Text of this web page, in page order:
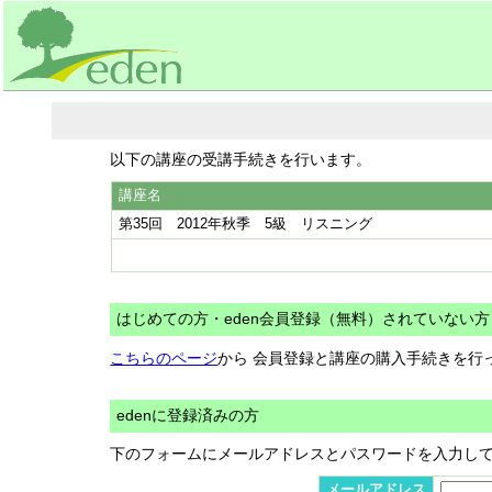
以下の講座の受講手続きを行います。
講座名
第35回 2012年秋季 5級 リスニング
はじめての方・eden会員登録（無料）されていない方
こちらのページから 会員登録と講座の購入手続きを行
edenに登録済みの方
下のフォームにメールアドレスとパスワードを入力し